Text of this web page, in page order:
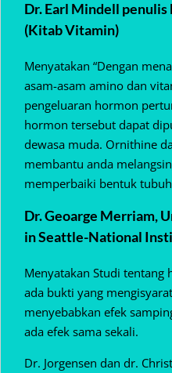
Dr. Earl Mindell
(Kitab Vitamin)
Menyatakan “Dengan
asam-asam amino dan
pengeluaran hormon
hormon tersebut dapat
dewasa muda. Ornithine
membantu anda
memperbaiki bentuk
Dr. Geoarge Merriam,
in Seattle-National
Menyatakan Studi
ada bukti yang
menyebabkan efek
ada efek sama sekali.
Dr. Jorgensen dan dr.